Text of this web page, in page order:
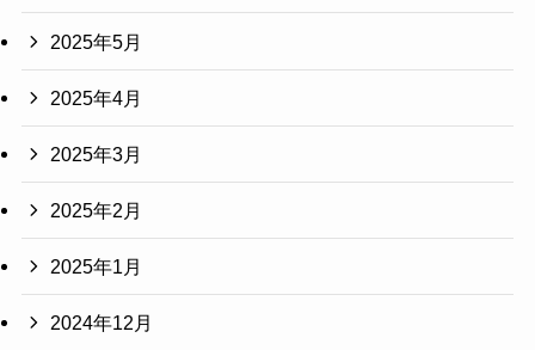
2025年5月
2025年4月
2025年3月
2025年2月
2025年1月
2024年12月